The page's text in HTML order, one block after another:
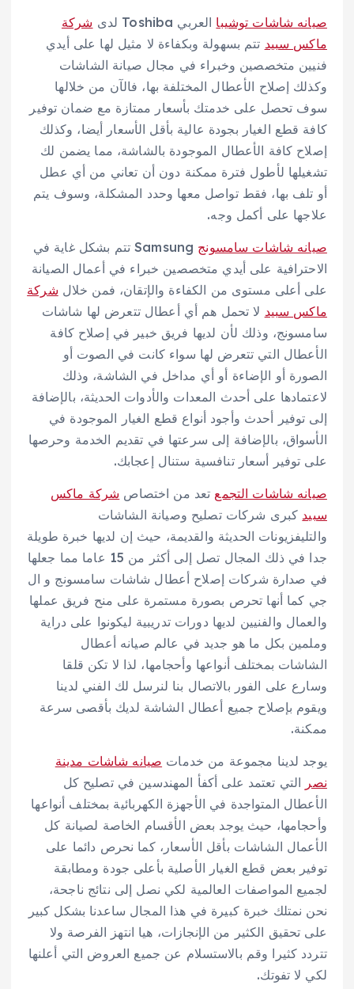
صيانه شاشات توشيبا العربي Toshiba لدى
شركة
ماكس سبيد تتم بسهولة وبكفاءة لا مثيل لها على أيدي
فنيين متخصصين وخبراء في مجال صيانة الشاشات
وكذلك إصلاح الأعطال المختلفة بها، فالآن من خلالها
سوف تحصل على خدمتك بأسعار ممتازة مع ضمان توفير
كافة قطع الغيار بجودة عالية بأقل الأسعار أيضا، وكذلك
إصلاح كافة الأعطال الموجودة بالشاشة، مما يضمن لك
تشغيلها لأطول فترة ممكنة دون أن تعاني من أي عطل
أو تلف بها، فقط تواصل معها وحدد المشكلة، وسوف يتم
علاجها على أكمل وجه.
صيانه شاشات سامسونج
Samsung تتم بشكل غاية في
الاحترافية على أيدي متخصصين خبراء في أعمال الصيانة
على أعلى مستوى من الكفاءة والإتقان، فمن خلال شركة
ماكس سبيد لا تحمل هم أي أعطال تتعرض لها شاشات
سامسونج، وذلك لأن لديها فريق خبير في إصلاح كافة
الأعطال التي تتعرض لها سواء كانت في الصوت أو
الصورة أو الإضاءة أو أي مداخل في الشاشة، وذلك
لاعتمادها على أحدث المعدات والأدوات الحديثة، بالإضافة
إلى توفير أحدث وأجود أنواع قطع الغيار الموجودة في
الأسواق، بالإضافة إلى سرعتها في تقديم الخدمة وحرصها
على توفير أسعار تنافسية ستنال إعجابك.
صيانه شاشات التجمع تعد من اختصاص شركة ماكس
سبيد كبرى شركات تصليح وصيانة الشاشات
والتليفزيونات الحديثة والقديمة، حيث إن لديها خبرة طويلة
جدا في ذلك المجال تصل إلى أكثر من 15 عاما مما جعلها
في صدارة شركات إصلاح أعطال شاشات سامسونج و ال
جي كما أنها تحرص بصورة مستمرة على منح فريق عملها
والعمال والفنيين لديها دورات تدريبية ليكونوا على دراية
وملمين بكل ما هو جديد في عالم صيانه أعطال
الشاشات بمختلف أنواعها وأحجامها، لذا لا تكن قلقا
وسارع على الفور بالاتصال بنا لنرسل لك الفني لدينا
ويقوم بإصلاح جميع أعطال الشاشة لديك بأقصى سرعة
ممكنة.
يوجد لدينا مجموعة من خدمات صيانه شاشات مدينة
نصر التي تعتمد على أكفأ المهندسين في تصليح كل
الأعطال المتواجدة في الأجهزة الكهربائية بمختلف أنواعها
وأحجامها، حيث يوجد بعض الأقسام الخاصة لصيانة كل
الأعمال الشاشات بأقل الأسعار، كما نحرص دائما على
توفير بعض قطع الغيار الأصلية بأعلى جودة ومطابقة
لجميع المواصفات العالمية لكي نصل إلى نتائج ناجحة،
نحن نمتلك خبرة كبيرة في هذا المجال ساعدنا بشكل كبير
على تحقيق الكثير من الإنجازات، هيا انتهز الفرصة ولا
تتردد كثيرا وقم بالاستسلام عن جميع العروض التي أعلنها
لكي لا تفوتك.